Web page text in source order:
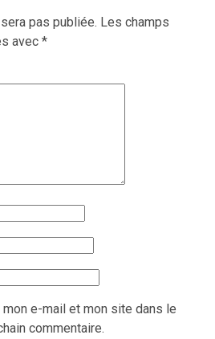
pas publiée. Les champs
avec *
mon e-mail et mon site dans le
commentaire.